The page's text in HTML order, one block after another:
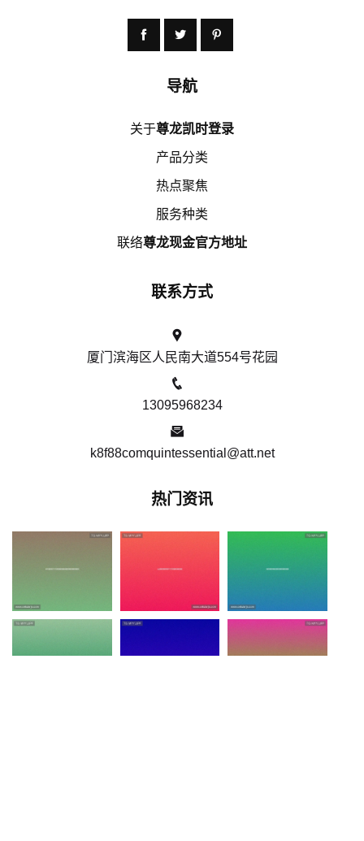
导航
关于尊龙凯时登录
产品分类
热点聚焦
服务种类
联络尊龙现金官方地址
联系方式
厦门滨海区人民南大道554号花园
13095968234
k8f88comquintessential@att.net
热门资讯